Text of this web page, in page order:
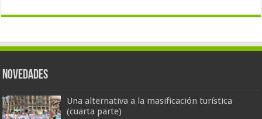
Novedades
Una alternativa a la masificación turística
(cuarta parte)